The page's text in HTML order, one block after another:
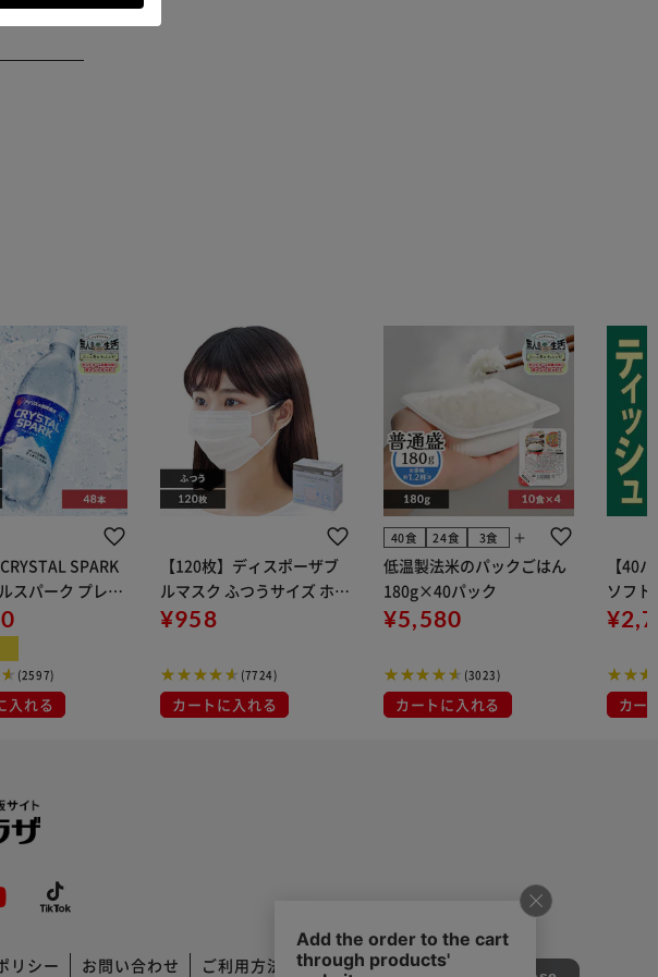
SPARK
スパーク プレー
(2597)
入れる
【120枚】ディスポーザブ
ルマスク ふつうサイズ ホワ
イト 大容量 DISPOSABLE
布
¥958
(7724)
カートに入れる
40食 24食 3食 add
低温製法米のパックごはん
180g×40パック
¥5,580
(3023)
カートに入れる
【40
ソフ
組) 5
カー
リシー お問い合わせ ご利用方法 ご利用規約